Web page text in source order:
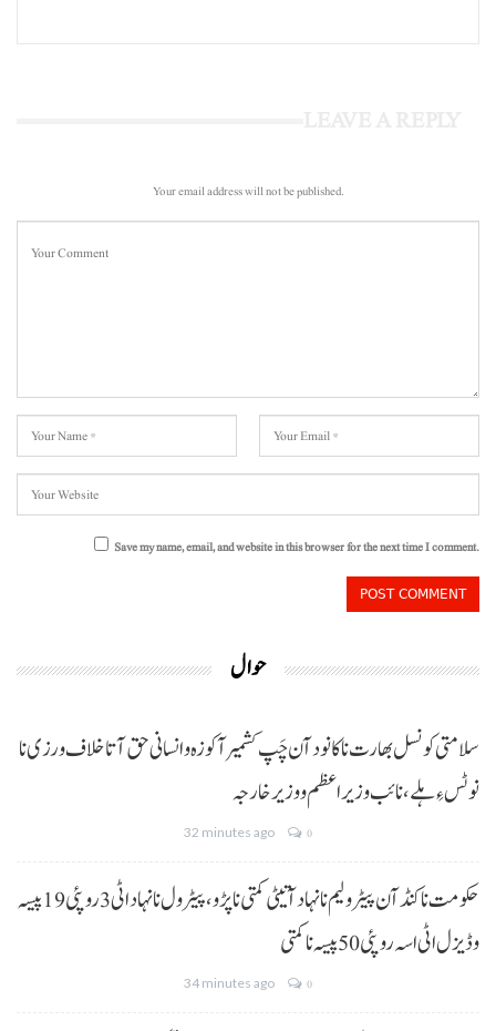
Your email address will not be published.
Save my name, email, and website in this browser for the next time I comment.
حوال
سلامتی کونسل بھارت نا کانود آن چَپ کشمیر آ کوزہ و انسانی حق آتا خلاف ورزی نا
نوٹس ءِ ہلے،نائب وزیراعظم و وزیر خارجہ
32 minutes ago 0
حکومت نا کنڈ آن پیٹرولیم نا نہاد آتیٹی کمتی نا پڑو،پیٹرول نا نہاد اٹی 3 روپئی 19 پیسہ
و ڈیزل اٹی اسہ روپئی 50 پیسہ نا کمتی
34 minutes ago 0